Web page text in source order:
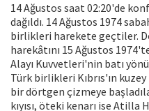
14 Ağustos saat 02:20'de
dağıldı. 14 Ağustos 1974
birlikleri harekete geçtiler.
harekâtını 15 Ağustos
Alayı Kuvvetleri'nin batı
Türk birlikleri Kıbrıs'ın kuzey
bir dörtgen çizmeye
kıyısı, öteki kenarı ise